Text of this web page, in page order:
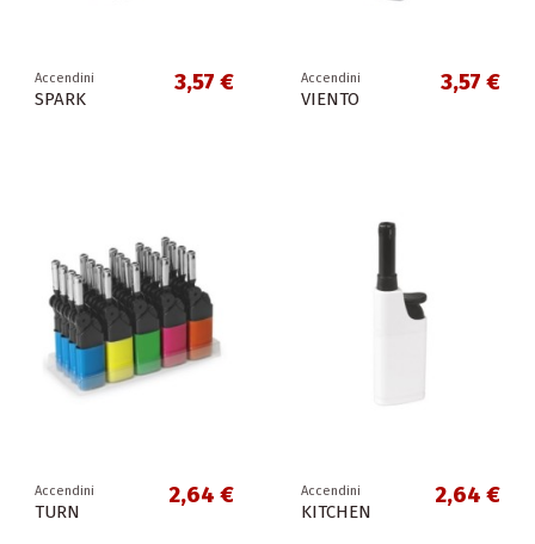
Accendini
SPARK
3,57 € Accendini
VIENTO
3,57 €
Accendini
TURN
2,64 € Accendini
KITCHEN
2,64 €